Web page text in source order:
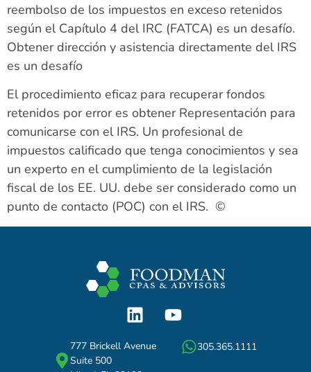
reembolso de los impuestos en exceso retenidos
según el Capítulo 4 del IRC (FATCA) es un desafío.
Obtener dirección y asistencia directamente del IRS
es un desafío
El procedimiento eficaz para recuperar fondos
retenidos por error es obtener Representación para
comunicarse con el IRS. Un profesional de
impuestos calificado que tenga conocimientos y sea
un experto en el cumplimiento de la legislación
fiscal de los EE. UU. debe ser considerado como un
punto de contacto (POC) con el IRS. ©
777 Brickell Avenue
Suite 500
305.365.1111